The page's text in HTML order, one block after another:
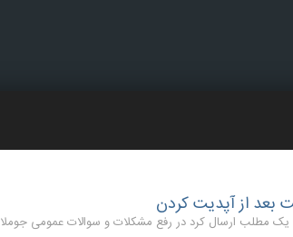
بعد از آپدیت کردن
رفع مشکلات و سوالات عمومی جوملا 3 تا 3.9